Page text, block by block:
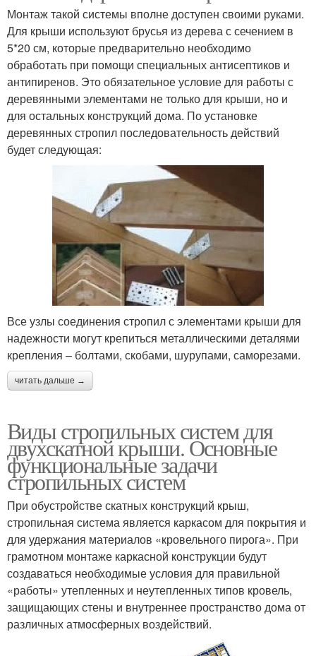
Монтаж такой системы вполне доступен своими руками.
Для крыши используют брусья из дерева с сечением в
5*20 см, которые предварительно необходимо
обработать при помощи специальных антисептиков и
антипиренов. Это обязательное условие для работы с
деревянными элементами не только для крыши, но и
для остальных конструкций дома. По установке
деревянных стропил последовательность действий
будет следующая:
Все узлы соединения стропил с элементами крыши для
надежности могут крепиться металлическими деталями
крепления – болтами, скобами, шурупами, саморезами.
читать дальше →
Виды стропильных систем для
двухскатной крыши. Основные
функциональные задачи
стропильных систем
При обустройстве скатных конструкций крыш,
стропильная система является каркасом для покрытия и
для удержания материалов «кровельного пирога». При
грамотном монтаже каркасной конструкции будут
создаваться необходимые условия для правильной
«работы» утепленных и неутепленных типов кровель,
защищающих стены и внутреннее пространство дома от
различных атмосферных воздействий.